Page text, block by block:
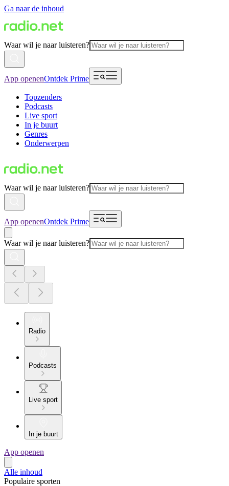
Ga naar de inhoud
Waar wil je naar luisteren?
App openenOntdek Prime
Topzenders
Podcasts
Live sport
In je buurt
Genres
Onderwerpen
Waar wil je naar luisteren?
App openenOntdek Prime
Waar wil je naar luisteren?
Radio
Podcasts
Live sport
In je buurt
App openen
Alle inhoud
Populaire sporten